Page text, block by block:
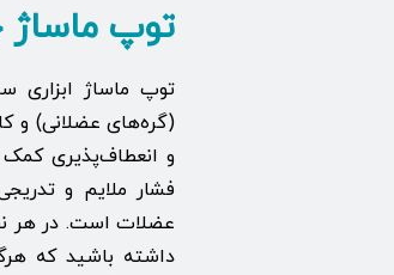
توپ
توپ ماساژ ابزاری
(گره‌های عضلانی) و
و انعطاف‌پذیری
فشار ملایم و
داشته باشید که